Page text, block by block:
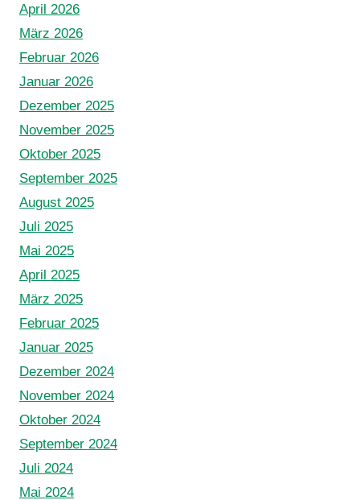
April 2026
März 2026
Februar 2026
Januar 2026
Dezember 2025
November 2025
Oktober 2025
September 2025
August 2025
Juli 2025
Mai 2025
April 2025
März 2025
Februar 2025
Januar 2025
Dezember 2024
November 2024
Oktober 2024
September 2024
Juli 2024
Mai 2024